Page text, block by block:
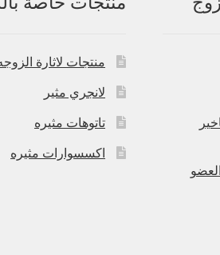
منتجات لاثارة
لانجري مثير
تاتوهات مثيره
اكسسوارات مثيره